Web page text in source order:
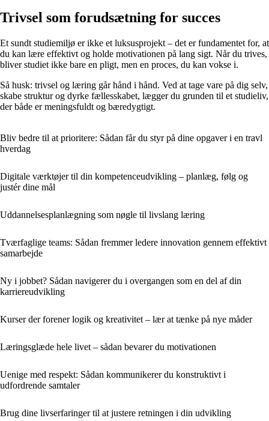
Trivsel som forudsætning for succes
Et sundt studiemiljø er ikke et luksusprojekt – det er fundamentet for, at
du kan lære effektivt og holde motivationen på lang sigt. Når du trives,
bliver studiet ikke bare en pligt, men en proces, du kan vokse i.
Så husk: trivsel og læring går hånd i hånd. Ved at tage vare på dig selv,
skabe struktur og dyrke fællesskabet, lægger du grunden til et studieliv,
der både er meningsfuldt og bæredygtigt.
Bliv bedre til at prioritere: Sådan får du styr på dine opgaver i en travl
hverdag
Digitale værktøjer til din kompetenceudvikling – planlæg, følg og
justér dine mål
Uddannelsesplanlægning som nøgle til livslang læring
Tværfaglige teams: Sådan fremmer ledere innovation gennem effektivt
samarbejde
Ny i jobbet? Sådan navigerer du i overgangen som en del af din
karriereudvikling
Kurser der forener logik og kreativitet – lær at tænke på nye måder
Læringsglæde hele livet – sådan bevarer du motivationen
Uenige med respekt: Sådan kommunikerer du konstruktivt i
udfordrende samtaler
Brug dine livserfaringer til at justere retningen i din udvikling